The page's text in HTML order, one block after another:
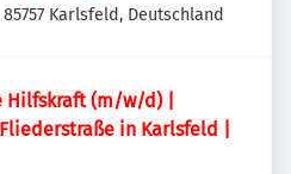
Karlsfeld, Deutschland
Hilfskraft (m/w/d) |
in Karlsfeld |